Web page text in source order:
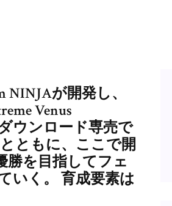
NINJAが開発し、
Venus
ウンロード専売で
ともに、ここで開
勝を目指してフェ
いく。 育成要素は